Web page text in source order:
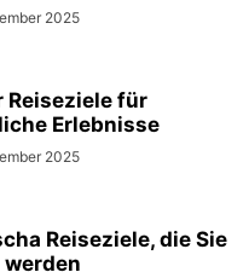
2025
Reiseziele für
Erlebnisse
2025
Reiseziele, die Sie